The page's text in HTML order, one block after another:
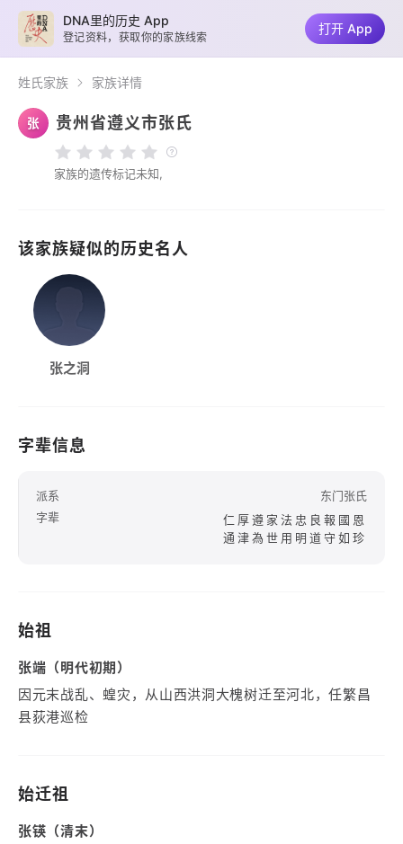
姓氏家族 家族详情
张 贵州省遵义市张氏
家族的遗传标记未知,
该家族疑似的历史名人
张之洞
字辈信息
派系
东门张氏
字辈
仁厚遵家法忠良報國恩
通津為世用明道守如珍
始祖
张端（明代初期）
因元末战乱、蝗灾，从山西洪洞大槐树迁至河北，任繁昌
县荻港巡检
始迁祖
张锳（清末）
DNA里的历史 App
登记资料，获取你的家族线索
打开 App